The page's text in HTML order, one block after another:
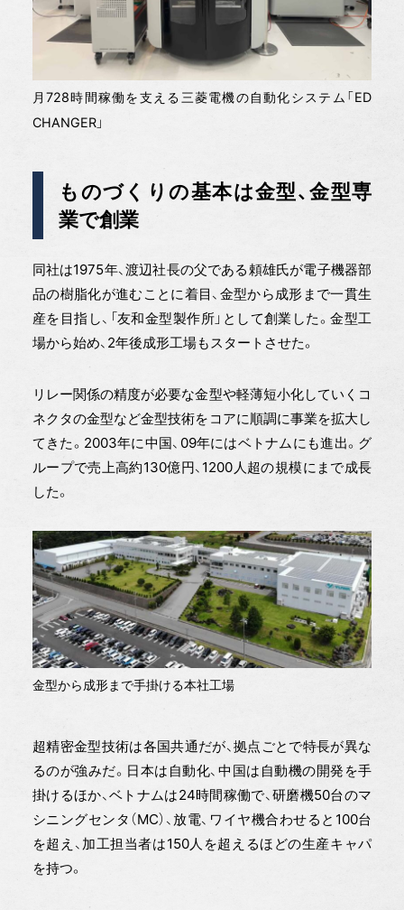
月728時間稼働を支える三菱電機の自動化システム「ED
CHANGER」
ものづくりの基本は金型、金型専
業で創業
同社は1975年、渡辺社長の父である頼雄氏が電子機器部
品の樹脂化が進むことに着目、金型から成形まで一貫生
産を目指し、「友和金型製作所」として創業した。金型工
場から始め、2年後成形工場もスタートさせた。
リレー関係の精度が必要な金型や軽薄短小化していくコ
ネクタの金型など金型技術をコアに順調に事業を拡大し
てきた。2003年に中国、09年にはベトナムにも進出。グ
ループで売上高約130億円、1200人超の規模にまで成長
した。
金型から成形まで手掛ける本社工場
超精密金型技術は各国共通だが、拠点ごとで特長が異な
るのが強みだ。日本は自動化、中国は自動機の開発を手
掛けるほか、ベトナムは24時間稼働で、研磨機50台のマ
シニングセンタ（MC）、放電、ワイヤ機合わせると100台
を超え、加工担当者は150人を超えるほどの生産キャパ
を持つ。